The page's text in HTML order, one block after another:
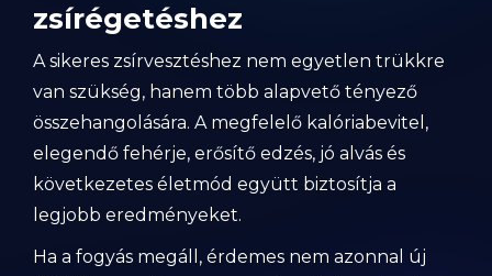
zsírégetéshez
A sikeres zsírvesztéshez nem egyetlen trükkre
van szükség, hanem több alapvető tényező
összehangolására. A megfelelő kalóriabevitel,
elegendő fehérje, erősítő edzés, jó alvás és
következetes életmód együtt biztosítja a
legjobb eredményeket.
Ha a fogyás megáll, érdemes nem azonnal új